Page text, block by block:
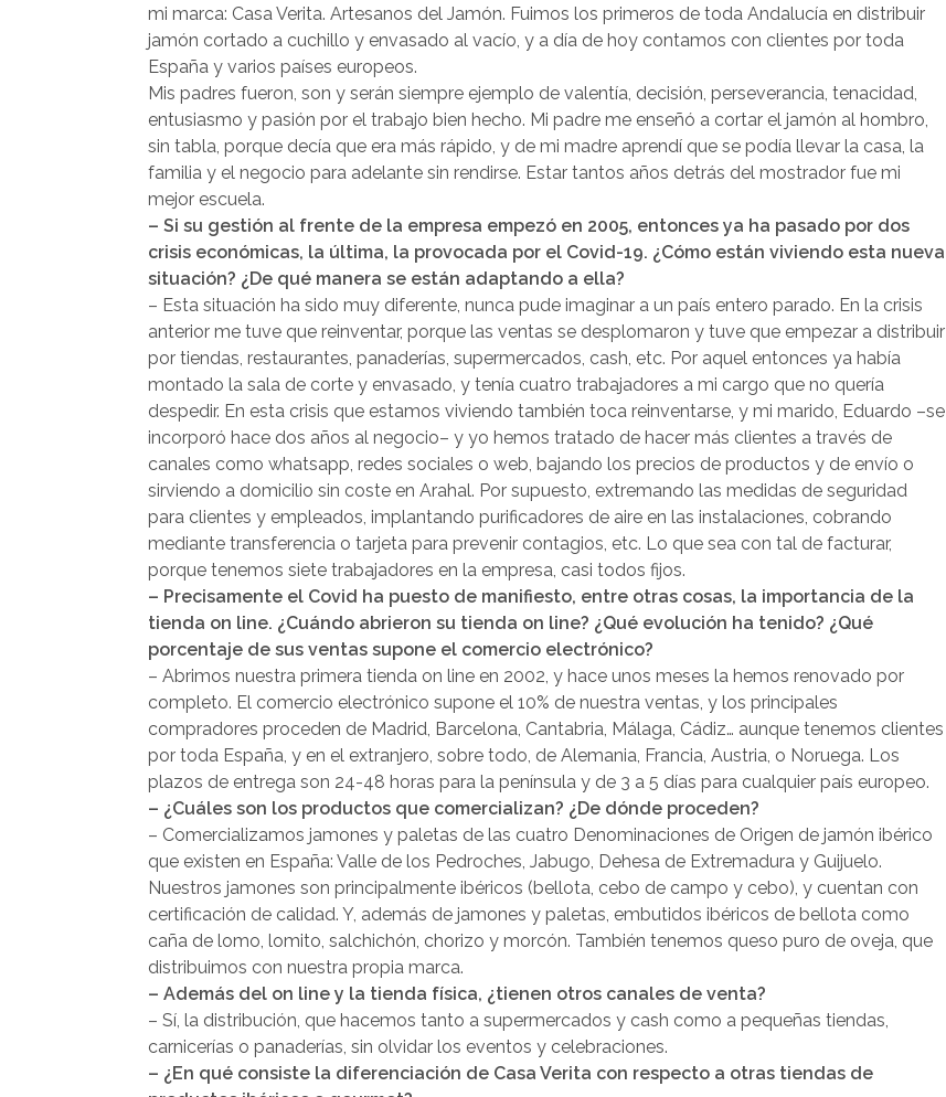
mi marca: Casa Verita. Artesanos del Jamón. Fuimos los primeros de toda Andalucía en distribuir
jamón cortado a cuchillo y envasado al vacío, y a día de hoy contamos con clientes por toda
España y varios países europeos.
Mis padres fueron, son y serán siempre ejemplo de valentía, decisión, perseverancia, tenacidad,
entusiasmo y pasión por el trabajo bien hecho. Mi padre me enseñó a cortar el jamón al hombro,
sin tabla, porque decía que era más rápido, y de mi madre aprendí que se podía llevar la casa, la
familia y el negocio para adelante sin rendirse. Estar tantos años detrás del mostrador fue mi
mejor escuela.
– Si su gestión al frente de la empresa empezó en 2005, entonces ya ha pasado por dos
crisis económicas, la última, la provocada por el Covid-19. ¿Cómo están viviendo esta nueva
situación? ¿De qué manera se están adaptando a ella?
– Esta situación ha sido muy diferente, nunca pude imaginar a un país entero parado. En la crisis
anterior me tuve que reinventar, porque las ventas se desplomaron y tuve que empezar a distribuir
por tiendas, restaurantes, panaderías, supermercados, cash, etc. Por aquel entonces ya había
montado la sala de corte y envasado, y tenía cuatro trabajadores a mi cargo que no quería
despedir. En esta crisis que estamos viviendo también toca reinventarse, y mi marido, Eduardo –se
incorporó hace dos años al negocio– y yo hemos tratado de hacer más clientes a través de
canales como whatsapp, redes sociales o web, bajando los precios de productos y de envío o
sirviendo a domicilio sin coste en Arahal. Por supuesto, extremando las medidas de seguridad
para clientes y empleados, implantando purificadores de aire en las instalaciones, cobrando
mediante transferencia o tarjeta para prevenir contagios, etc. Lo que sea con tal de facturar,
porque tenemos siete trabajadores en la empresa, casi todos fijos.
– Precisamente el Covid ha puesto de manifiesto, entre otras cosas, la importancia de la
tienda on line. ¿Cuándo abrieron su tienda on line? ¿Qué evolución ha tenido? ¿Qué
porcentaje de sus ventas supone el comercio electrónico?
– Abrimos nuestra primera tienda on line en 2002, y hace unos meses la hemos renovado por
completo. El comercio electrónico supone el 10% de nuestra ventas, y los principales
compradores proceden de Madrid, Barcelona, Cantabria, Málaga, Cádiz… aunque tenemos clientes
por toda España, y en el extranjero, sobre todo, de Alemania, Francia, Austria, o Noruega. Los
plazos de entrega son 24-48 horas para la península y de 3 a 5 días para cualquier país europeo.
– ¿Cuáles son los productos que comercializan? ¿De dónde proceden?
– Comercializamos jamones y paletas de las cuatro Denominaciones de Origen de jamón ibérico
que existen en España: Valle de los Pedroches, Jabugo, Dehesa de Extremadura y Guijuelo.
Nuestros jamones son principalmente ibéricos (bellota, cebo de campo y cebo), y cuentan con
certificación de calidad. Y, además de jamones y paletas, embutidos ibéricos de bellota como
caña de lomo, lomito, salchichón, chorizo y morcón. También tenemos queso puro de oveja, que
distribuimos con nuestra propia marca.
– Además del on line y la tienda física, ¿tienen otros canales de venta?
– Sí, la distribución, que hacemos tanto a supermercados y cash como a pequeñas tiendas,
carnicerías o panaderías, sin olvidar los eventos y celebraciones.
– ¿En qué consiste la diferenciación de Casa Verita con respecto a otras tiendas de